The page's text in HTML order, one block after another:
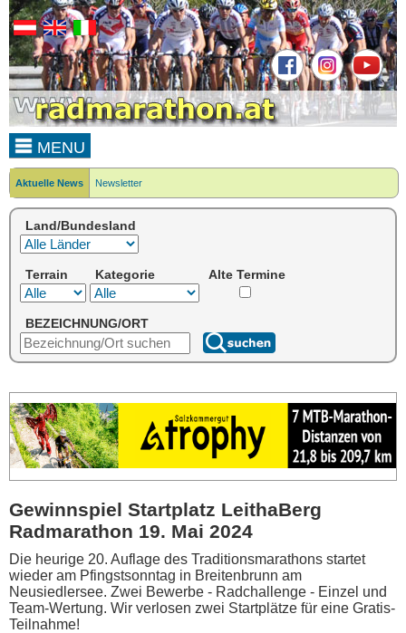
MENU
Aktuelle News Newsletter
Land/Bundesland
Terrain Kategorie Alte Termine
BEZEICHNUNG/ORT
Gewinnspiel Startplatz LeithaBerg
Radmarathon 19. Mai 2024
Die heurige 20. Auflage des Traditionsmarathons startet
wieder am Pfingstsonntag in Breitenbrunn am
Neusiedlersee. Zwei Bewerbe - Radchallenge - Einzel und
Team-Wertung. Wir verlosen zwei Startplätze für eine Gratis-
Teilnahme!